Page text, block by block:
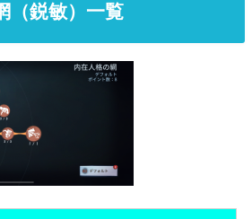
（鋭敏）一覧